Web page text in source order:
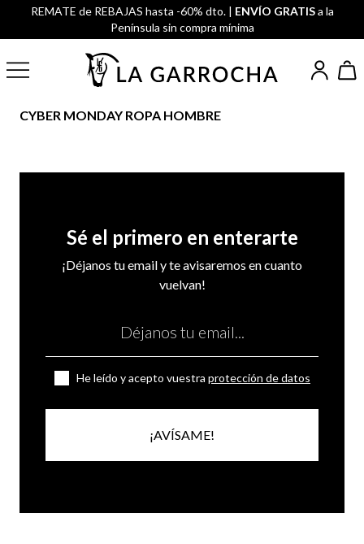
REMATE de REBAJAS hasta -60% dto. | ENVÍO GRATISa la
Península sin compra mínima
CYBER MONDAY ROPA HOMBRE
Sé el primero en enterarte
¡Déjanos tu email y te avisaremos en cuanto
vuelvan!
He leído y acepto vuestra protección de datos
¡AVÍSAME!